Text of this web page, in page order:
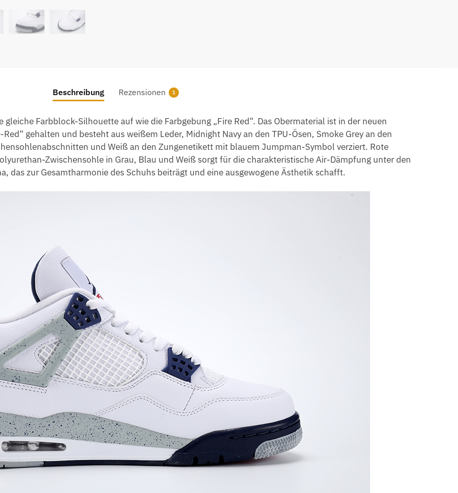
Beschreibung Rezensionen 1
Farbblock-Silhouette auf wie die Farbgebung „Fire Red“. Das Obermaterial ist in der neuen
gehalten und besteht aus weißem Leder, Midnight Navy an den TPU-Ösen, Smoke Grey an den
und Weiß an den Zungenetikett mit blauem Jumpman-Symbol verziert. Rote
Zwischensohle in Grau, Blau und Weiß sorgt für die charakteristische Air-Dämpfung unter den
das zur Gesamtharmonie des Schuhs beiträgt und eine ausgewogene Ästhetik schafft.